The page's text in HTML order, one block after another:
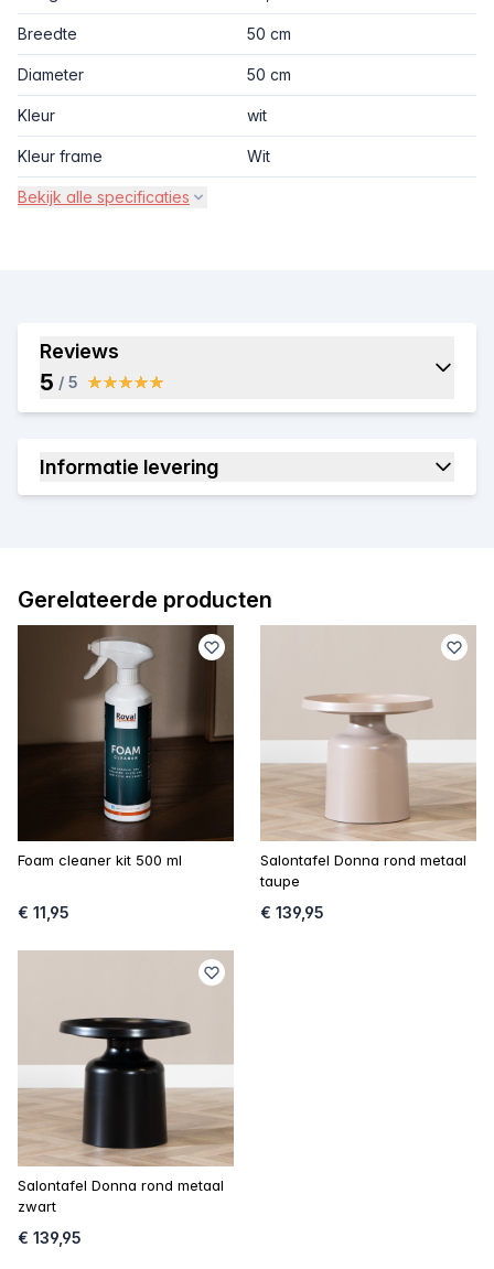
Breedte 50 cm
Diameter 50 cm
Kleur wit
Kleur frame Wit
Bekijk alle specificaties
Reviews
5 / 5
Informatie levering
Gerelateerde producten
Foam cleaner kit 500 ml
€ 11,95
Salontafel Donna rond metaal
taupe
€ 139,95
Salontafel Donna rond metaal
zwart
€ 139,95